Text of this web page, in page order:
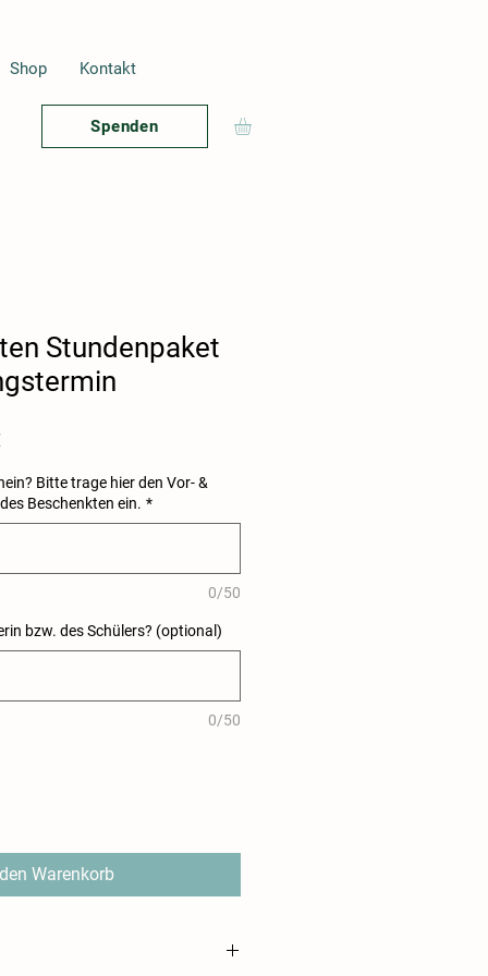
Shop Kontakt
Spenden
Stundenpaket
Sale-
Bitte trage hier den Vor- &
Beschenkten ein. *
0/50
bzw. des Schülers? (optional)
0/50
Warenkorb